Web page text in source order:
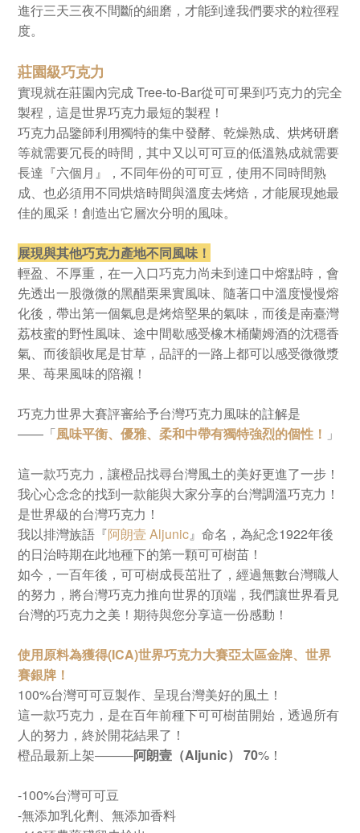
進行三天三夜不間斷的細磨，才能到達我們要求的粒徑程
度。
莊園級巧克力
實現就在莊園內完成Tree-to-Bar從可可果到巧克力的完全
製程，這是世界巧克力最短的製程！
巧克力品鑒師利用獨特的集中發酵、乾燥熟成、烘烤研磨
等就需要冗長的時間，其中又以可可豆的低溫熟成就需要
長達『六個月』，不同年份的可可豆，使用不同時間熟
成、也必須用不同烘焙時間與溫度去烤焙，才能展現她最
佳的風采！創造出它層次分明的風味。
展現與其他巧克力產地不同風味！
輕盈、不厚重，在一入口巧克力尚未到達口中熔點時，會
先透出一股微微的黑醋栗果實風味、隨著口中溫度慢慢熔
化後，帶出第一個氣息是烤焙堅果的氣味，而後是南臺灣
荔枝蜜的野性風味、途中間歇感受橡木桶蘭姆酒的沈穩香
氣、而後韻收尾是甘草，品評的一路上都可以感受微微漿
果、苺果風味的陪襯！
巧克力世界大賽評審給予台灣巧克力風味的註解是
―― 「風味平衡、優雅、柔和中帶有獨特強烈的個性！ 」
這一款巧克力，讓橙品找尋台灣風土的美好更進了一步！
我心心念念的找到一款能與大家分享的台灣調溫巧克力！
是世界級的台灣巧克力！
我以排灣族語『阿朗壹 Aljunic』命名，為紀念1922年後
的日治時期在此地種下的第一顆可可樹苗！
如今，一百年後，可可樹成長茁壯了，經過無數台灣職人
的努力，將台灣巧克力推向世界的頂端，我們讓世界看見
台灣的巧克力之美！期待與您分享這一份感動！
使用原料為獲得(ICA)世界巧克力大賽亞太區金牌、世界
賽銀牌！
100%台灣可可豆製作、呈現台灣美好的風土！
這一款巧克力，是在百年前種下可可樹苗開始，透過所有
人的努力，終於開花結果了！
橙品最新上架―――阿朗壹（Aljunic） 70% ！
‐100%台灣可可豆
‐無添加乳化劑、無添加香料